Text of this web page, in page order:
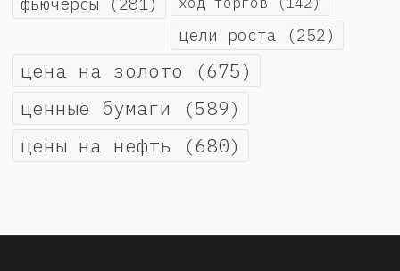
цели роста (252)
цена на золото (675)
ценные бумаги (589)
цены на нефть (680)